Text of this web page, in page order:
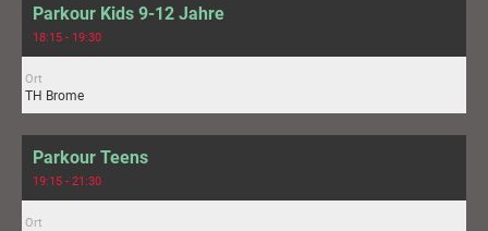
Parkour Kids 9-12 Jahre
18:15 - 19:30
Ort
TH Brome
Parkour Teens
19:15 - 21:30
Ort